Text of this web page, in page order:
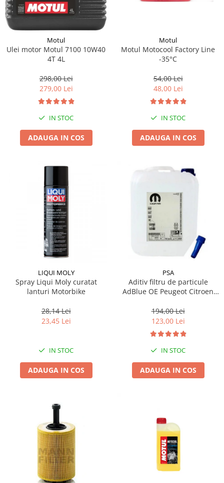
Motul
Ulei motor Motul 7100 10W40
4T 4L
298,00 Lei
279,00 Lei
IN STOC
ADAUGA IN COS
Motul
Motul Motocool Factory Line
-35°C
54,00 Lei
48,00 Lei
IN STOC
ADAUGA IN COS
LIQUI MOLY
Spray Liqui Moly curatat
lanturi Motorbike
28,14 Lei
23,45 Lei
IN STOC
ADAUGA IN COS
PSA
Aditiv filtru de particule
AdBlue OE Peugeot Citroen
194,00 Lei
123,00 Lei
IN STOC
ADAUGA IN COS